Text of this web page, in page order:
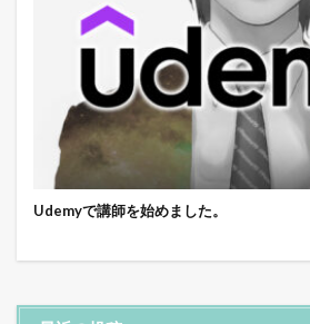
Udemyで講師を始めました。